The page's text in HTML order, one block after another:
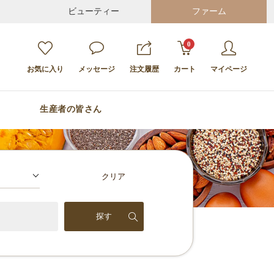
ビューティー ファーム
お気に入り メッセージ 注文履歴
0
カート マイページ
生産者の皆さん
クリア